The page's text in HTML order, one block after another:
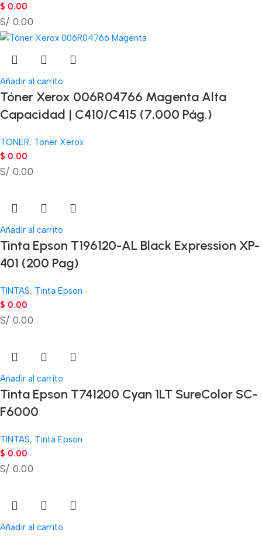
$ 0.00
S/ 0.00
Añadir al carrito
Tóner Xerox 006R04766 Magenta Alta
Capacidad | C410/C415 (7,000 Pág.)
TONER, Toner Xerox
$ 0.00
S/ 0.00
Añadir al carrito
Tinta Epson T196120-AL Black Expression XP-
401 (200 Pag)
TINTAS, Tinta Epson
$ 0.00
S/ 0.00
Añadir al carrito
Tinta Epson T741200 Cyan 1LT SureColor SC-
F6000
TINTAS, Tinta Epson
$ 0.00
S/ 0.00
Añadir al carrito